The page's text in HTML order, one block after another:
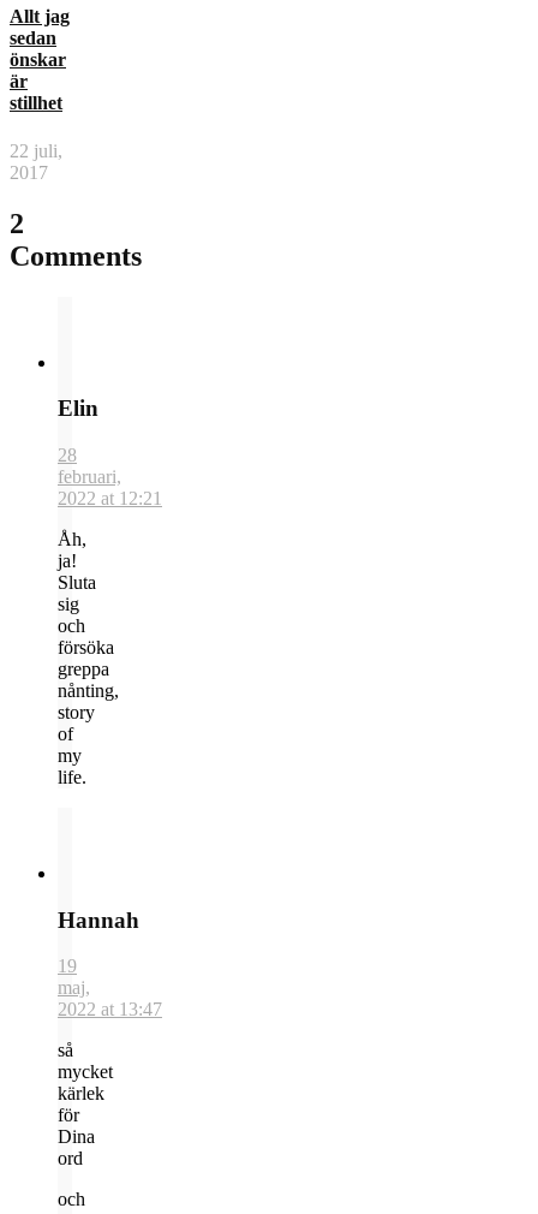
Allt jag
sedan
önskar
är
stillhet
22 juli,
2017
2
Comments
Elin
28
februari,
2022 at 12:21
Åh,
ja!
Sluta
sig
och
försöka
greppa
nånting,
story
of
my
life.
Hannah
19
maj,
2022 at 13:47
så
mycket
kärlek
för
Dina
ord
och